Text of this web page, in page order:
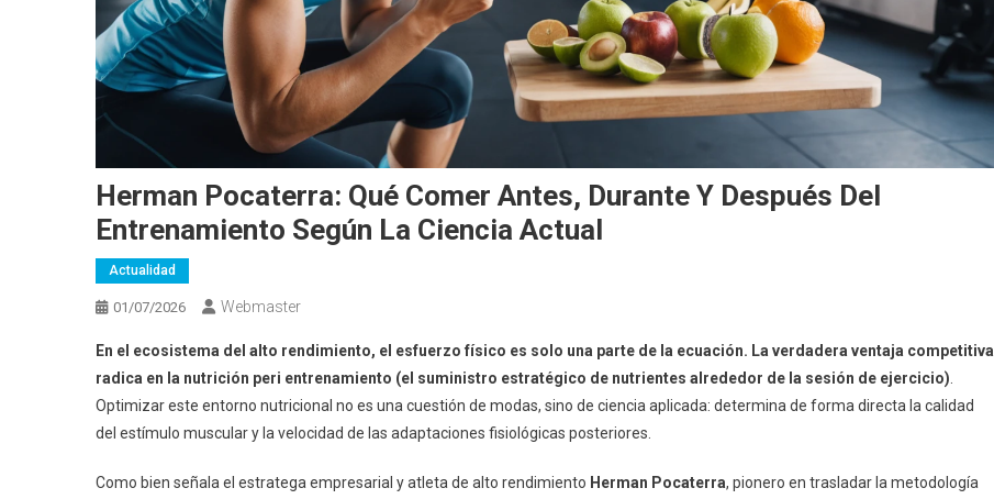
Herman Pocaterra: Qué Comer Antes, Durante Y Después Del
Entrenamiento Según La Ciencia Actual
Actualidad
01/07/2026 Webmaster
En el ecosistema del alto rendimiento, el esfuerzo físico es solo una parte de la ecuación. La verdadera ventaja competitiva
radica en la nutrición peri entrenamiento (el suministro estratégico de nutrientes alrededor de la sesión de ejercicio)
Optimizar este entorno nutricional no es una cuestión de modas, sino de ciencia aplicada: determina de forma directa la calidad
del estímulo muscular y la velocidad de las adaptaciones fisiológicas posteriores.
Como bien señala el estratega empresarial y atleta de alto rendimiento Herman Pocaterra, pionero en trasladar la metodología